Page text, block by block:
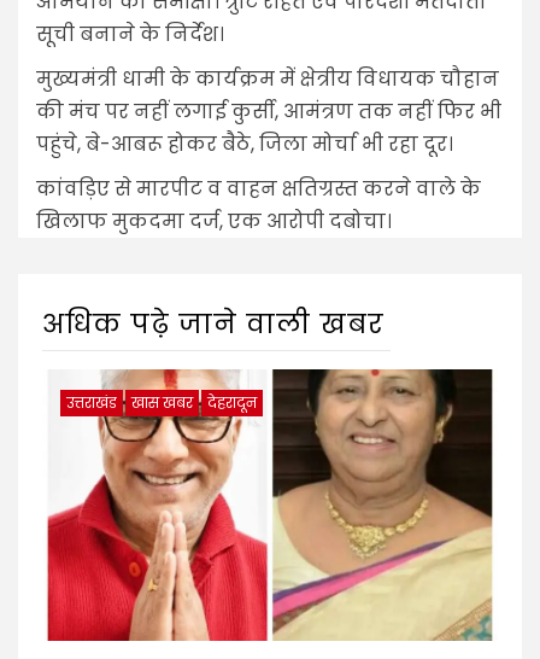
सूची बनाने के निर्देश।
मुख्यमंत्री धामी के कार्यक्रम में क्षेत्रीय विधायक चौहान
की मंच पर नहीं लगाई कुर्सी, आमंत्रण तक नहीं फिर भी
पहुंचे, बे-आबरू होकर बैठे, जिला मोर्चा भी रहा दूर।
कांवड़िए से मारपीट व वाहन क्षतिग्रस्त करने वाले के
खिलाफ मुकदमा दर्ज, एक आरोपी दबोचा।
अधिक पढ़े जाने वाली खबर
उत्तराखंड खास खबर देहरादून